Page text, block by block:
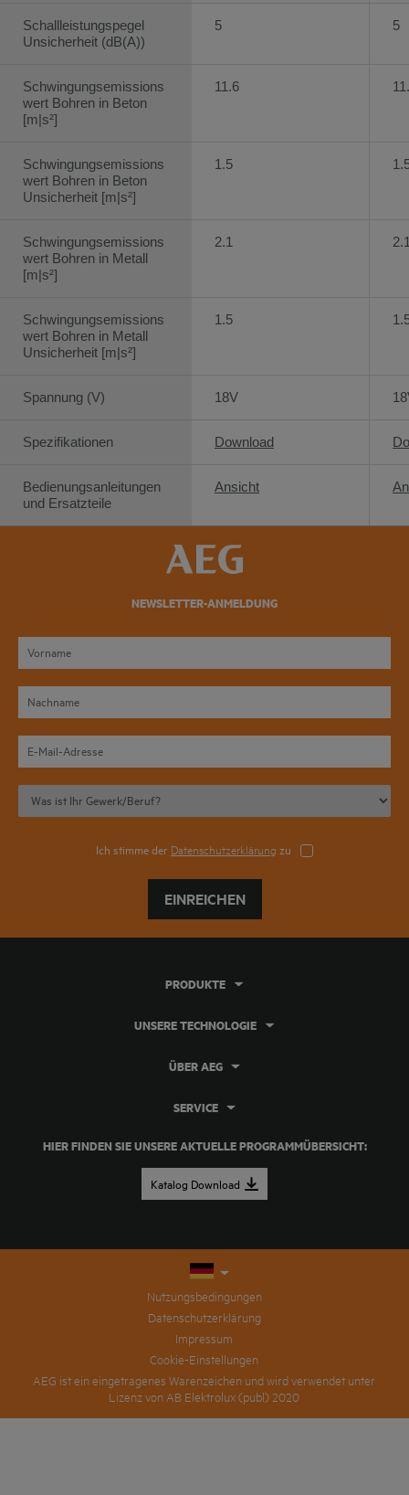
Schallleistungspegel
Unsicherheit (dB(A))
Schwingungsemissions
wert Bohren in Beton
[m|s²]
Schwingungsemissions
wert Bohren in Beton
Unsicherheit [m|s²]
Schwingungsemissions
wert Bohren in Metall
[m|s²]
Schwingungsemissions
wert Bohren in Metall
Unsicherheit [m|s²]
Spannung (V)
Spezifikationen
Bedienungsanleitungen
und Ersatzteile
5
11.6
1.5
2.1
1.5
18V
Download
Ansicht
5
NEWSLETTER-ANMELDUNG
Ich stimme der Datenschutzerklärung zu
EINREICHEN
HIER FINDEN SIE UNSERE AKTUELLE PROGRAMMÜBERSICHT:
Katalog Download
PRODUKTE
UNSERE TECHNOLOGIE
ÜBER AEG
SERVICE
Nutzungsbedingungen
Datenschutzerklärung
Impressum
Cookie-Einstellungen
AEG ist ein eingetragenes Warenzeichen und wird verwendet unter
Lizenz von AB Elektrolux (publ) 2020